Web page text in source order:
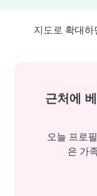
지도로 확대
근처에
오늘 프로
은 가